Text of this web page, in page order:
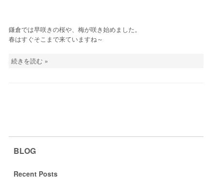
鎌倉では早咲きの桜や、梅が咲き始めました。
春はすぐそこまで来ていますね～
続きを読む »
BLOG
Recent Posts